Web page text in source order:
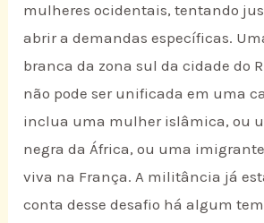
mulheres ocidentais, tentando
abrir a demandas específicas.
branca da zona sul da cidade do
não pode ser unificada em uma
inclua uma mulher islâmica, ou
negra da África, ou uma
viva na França. A militância já
conta desse desafio há algum